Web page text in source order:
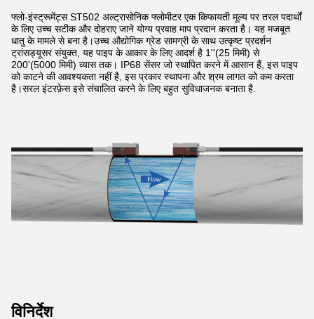
फ्लो-इंस्ट्रूमेंट्स ST502 अल्ट्रासोनिक फ्लोमीटर एक किफायती मूल्य पर तरल पदार्थों
के लिए उच्च सटीक और दोहराए जाने योग्य प्रवाह माप प्रदान करता है। यह मजबूत
धातु के मामले से बना है।उच्च औद्योगिक ग्रेड सामग्री के साथ उत्कृष्ट प्रदर्शन
ट्रांसड्यूसर संयुक्त, यह पाइप के आकार के लिए आदर्श है 1''(25 मिमी) से
200'(5000 मिमी) व्यास तक। IP68 सेंसर जो स्थापित करने में आसान हैं, इस पाइप
को काटने की आवश्यकता नहीं है, इस प्रकार स्थापना और श्रम लागत को कम करता
है।सरल इंटरफ़ेस इसे संचालित करने के लिए बहुत सुविधाजनक बनाता है.
विनिर्देश